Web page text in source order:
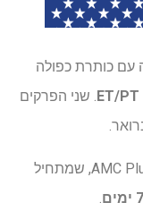
. שני הפרקים
אתה יכול גם להזרים את סרטי הדוקוס ב-AMC Plus, שמתחיל